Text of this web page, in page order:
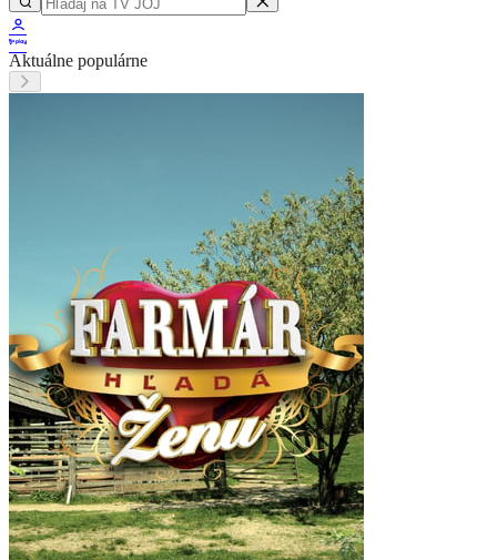
Aktuálne populárne